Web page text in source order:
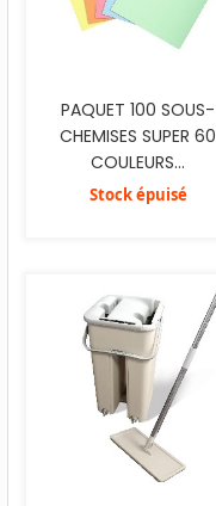
PAQUET 100 SOUS-
CHEMISES SUPER 60
COULEURS...
Stock épuisé